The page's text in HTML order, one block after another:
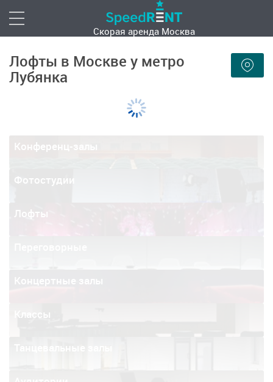
Скорая аренда Москва
Лофты в Москве у метро
Лубянка
Конференц-залы
Фотостудии
Лофты
Классы